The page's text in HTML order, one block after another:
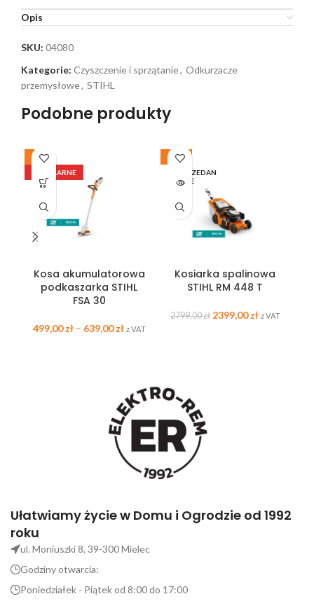
Opis
SKU: 04080
Kategorie: Czyszczenie i sprzątanie, Odkurzacze
przemysłowe, STIHL
Podobne produkty
-6%
POPULARNE
Kosa akumulatorowa
podkaszarka STIHL
FSA 30
499,00zł – 639,00zł z VAT
-14%
WYPRZEDAN
E
Kosiarka spalinowa
STIHL RM 448 T
2799,00zł 2399,00zł z VAT
Ułatwiamy życie w Domu i Ogrodzie od 1992
roku
ul. Moniuszki 8, 39-300 Mielec
Godziny otwarcia:
Poniedziałek - Piątek od 8:00 do 17:00